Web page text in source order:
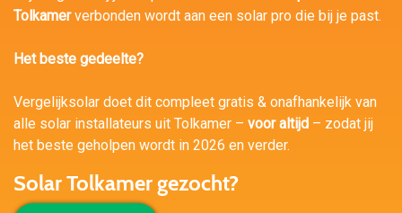
Tolkamerverbonden wordt aan een solar pro die bij je past.
Het beste gedeelte?
Vergelijksolar doet dit compleet gratis & onafhankelijk van
alle solar installateurs uit Tolkamer – voor altijd – zodat jij
het beste geholpen wordt in 2026 en verder.
Solar Tolkamer gezocht?